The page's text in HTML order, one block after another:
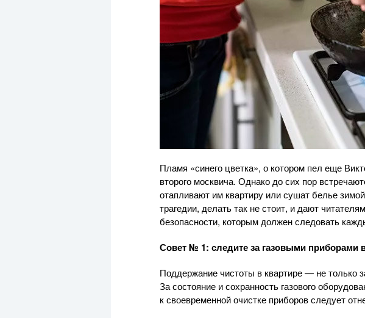
Пламя «синего цветка», о котором пел еще
второго москвича. Однако до сих пор
отапливают им квартиру или сушат белье
трагедии, делать так не стоит, и дают
безопасности, которым должен следовать
Совет № 1: следите за газовыми приборами
Поддержание чистоты в квартире — не только
За состояние и сохранность газового
к своевременной очистке приборов следует